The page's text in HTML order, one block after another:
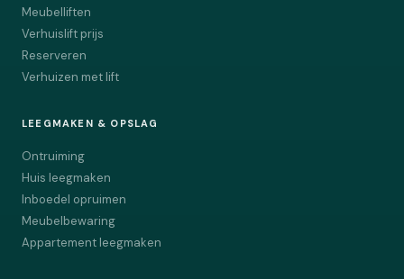
Meubelliften
Verhuislift prijs
Reserveren
Verhuizen met lift
LEEGMAKEN & OPSLAG
Ontruiming
Huis leegmaken
Inboedel opruimen
Meubelbewaring
Appartement leegmaken